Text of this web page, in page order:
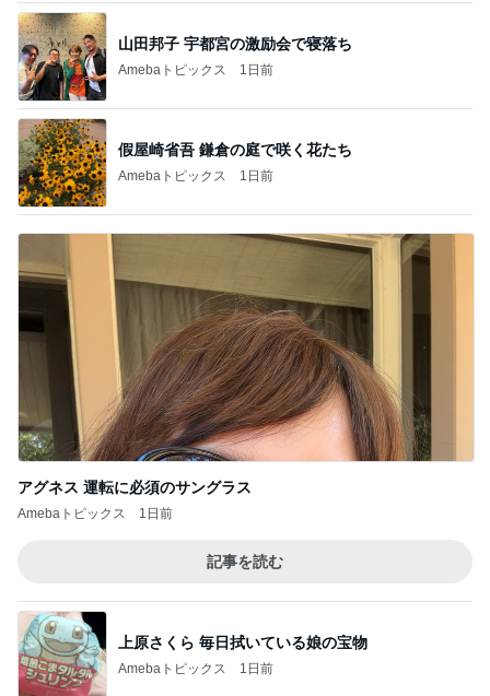
山田邦子 宇都宮の激励会で寝落ち
Amebaトピックス 1日前
假屋崎省吾 鎌倉の庭で咲く花たち
Amebaトピックス 1日前
アグネス 運転に必須のサングラス
Amebaトピックス 1日前
記事を読む
上原さくら 毎日拭いている娘の宝物
Amebaトピックス 1日前